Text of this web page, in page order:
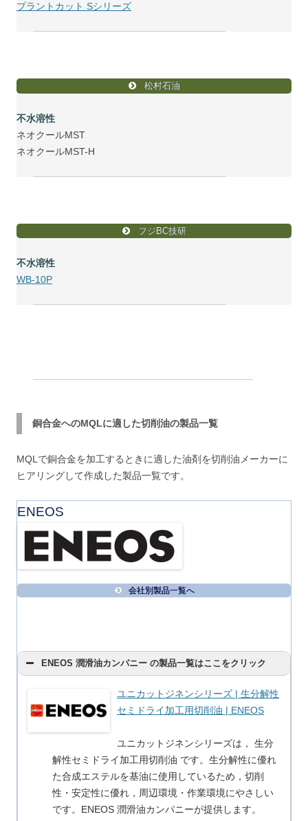
プラントカット Sシリーズ
松村石油
不水溶性
ネオクールMST
ネオクールMST-H
フジBC技研
不水溶性
WB-10P
銅合金へのMQLに適した切削油の製品一覧
MQLで銅合金を加工するときに適した油剤を切削油メーカーに
ヒアリングして作成した製品一覧です。
ENEOS
会社別製品一覧へ
ENEOS 潤滑油カンパニー の製品一覧はここをクリック
ユニカットジネンシリーズ | 生分解性
セミドライ加工用切削油 | ENEOS
ユニカットジネンシリーズは， 生分
解性セミドライ加工用切削油 です。生分解性に優れ
た合成エステルを基油に使用しているため，切削
性・安定性に優れ，周辺環境・作業環境にやさしい
です。ENEOS 潤滑油カンパニーが提供します。